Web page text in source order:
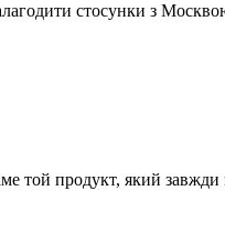
стосунки з
той продукт, який